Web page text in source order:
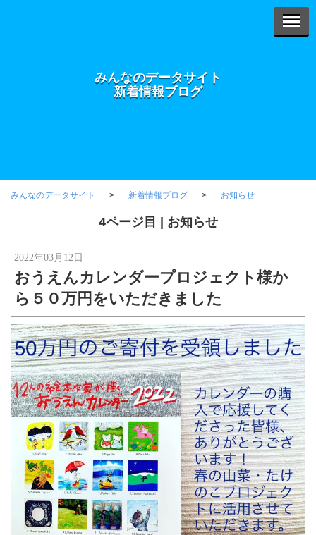
みんなのデータサイト
新着情報ブログ
みんなのデータサイト 新着情報ブログ お知らせ
4ページ目 | お知らせ
2022年03月12日
おうえんカレンダープロジェクト様か
ら５０万円をいただきました